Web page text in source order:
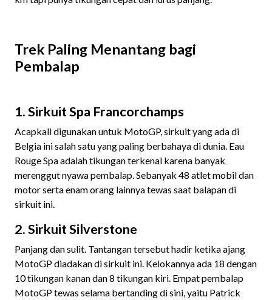
Trek Paling Menantang bagi
Pembalap
1. Sirkuit Spa Francorchamps
Acapkali digunakan untuk MotoGP, sirkuit yang ada di
Belgia ini salah satu yang paling berbahaya di dunia. Eau
Rouge Spa adalah tikungan terkenal karena banyak
merenggut nyawa pembalap. Sebanyak 48 atlet mobil dan
motor serta enam orang lainnya tewas saat balapan di
sirkuit ini.
2. Sirkuit Silverstone
Panjang dan sulit. Tantangan tersebut hadir ketika ajang
MotoGP diadakan di sirkuit ini. Kelokannya ada 18 dengan
10 tikungan kanan dan 8 tikungan kiri. Empat pembalap
MotoGP tewas selama bertanding di sini, yaitu Patrick